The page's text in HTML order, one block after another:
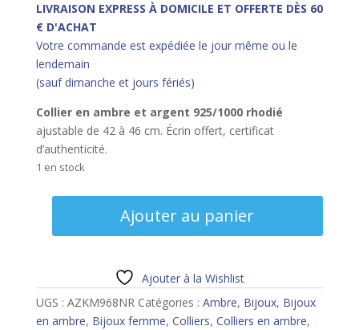
LIVRAISON EXPRESS À DOMICILE ET OFFERTE DÈS 60
€ D'ACHAT
Votre commande est expédiée le jour même ou le
lendemain
(sauf dimanche et jours fériés)
Collier en ambre et argent 925/1000 rhodié
ajustable de 42 à 46 cm. Écrin offert, certificat
d’authenticité.
1 en stock
Ajouter au panier
Ajouter à la Wishlist
UGS : AZKM968NR Catégories : Ambre, Bijoux, Bijoux
en ambre, Bijoux femme, Colliers, Colliers en ambre,